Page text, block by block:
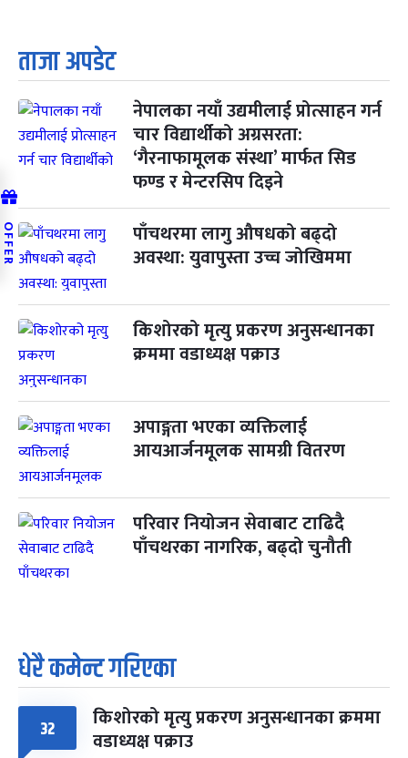
ताजा अपडेट
नेपालका नयाँ उद्यमीलाई प्रोत्साहन गर्न
चार विद्यार्थीको अग्रसरता:
‘गैरनाफामूलक संस्था’ मार्फत सिड
फण्ड र मेन्टरसिप दिइने
पाँचथरमा लागु औषधको बढ्दो
अवस्था: युवापुस्ता उच्च जोखिममा
किशोरको मृत्यु प्रकरण अनुसन्धानका
क्रममा वडाध्यक्ष पक्राउ
अपाङ्गता भएका व्यक्तिलाई
आयआर्जनमूलक सामग्री वितरण
परिवार नियोजन सेवाबाट टाढिदै
पाँचथरका नागरिक, बढ्दो चुनौती
धेरै कमेन्ट गरिएका
32 किशोरको मृत्यु प्रकरण अनुसन्धानका क्रममा
वडाध्यक्ष पक्राउ